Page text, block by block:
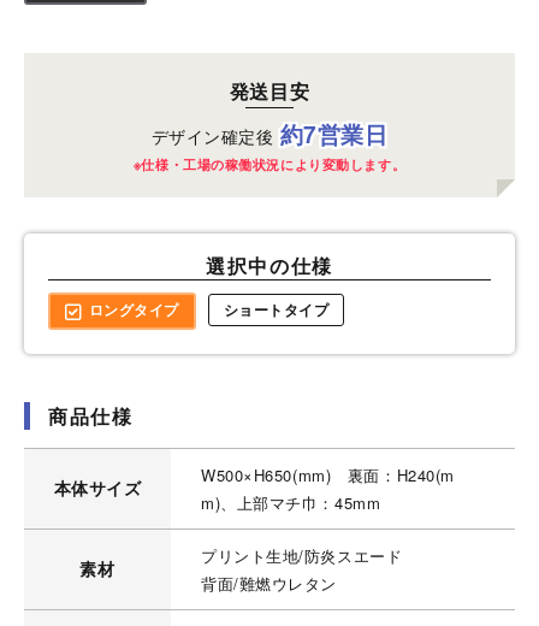
発送目安
デザイン確定後 約7営業日
※仕様・工場の稼働状況により変動します。
選択中の仕様
ロングタイプ ショートタイプ
商品仕様
本体サイズ
W500×H650(mm) 裏面：H240(m
m)、上部マチ巾：45mm
素材
プリント生地/防炎スエード
背面/難燃ウレタン